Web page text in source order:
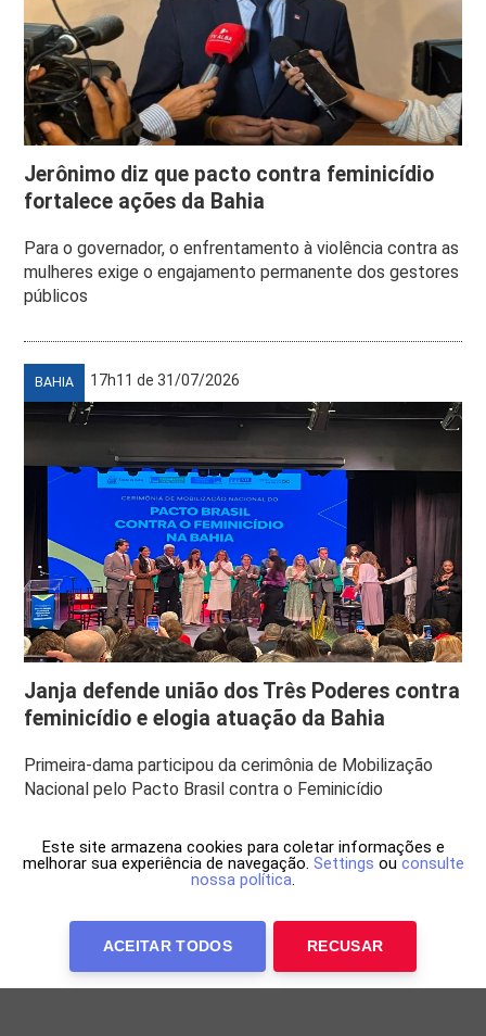
Jerônimo diz que pacto contra feminicídio
fortalece ações da Bahia
Para o governador, o enfrentamento à violência contra as
mulheres exige o engajamento permanente dos gestores
públicos
BAHIA 17h11 de 31/07/2026
Janja defende união dos Três Poderes contra
feminicídio e elogia atuação da Bahia
Primeira-dama participou da cerimônia de Mobilização
Nacional pelo Pacto Brasil contra o Feminicídio
Este site armazena cookies para coletar informações e
melhorar sua experiência de navegação. Settings ou consulte
nossa política.
ACEITAR TODOS RECUSAR